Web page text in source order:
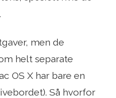
men de
helt separate
OS X har bare en
Så hvorfor